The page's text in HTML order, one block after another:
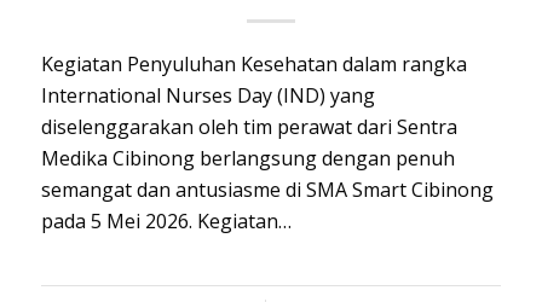
Kegiatan Penyuluhan Kesehatan dalam rangka
International Nurses Day (IND) yang
diselenggarakan oleh tim perawat dari Sentra
Medika Cibinong berlangsung dengan penuh
semangat dan antusiasme di SMA Smart Cibinong
pada 5 Mei 2026. Kegiatan…